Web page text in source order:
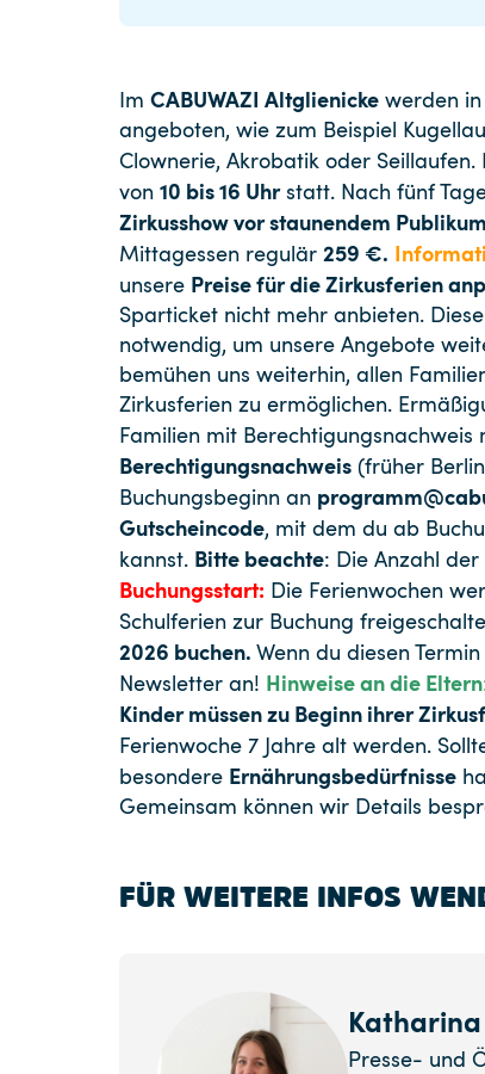
Im CABUWAZI Altglienicke werden
angeboten, wie zum Beispiel
Clownerie, Akrobatik oder
von 10 bis 16 Uhrstatt. Nach fünf
Zirkusshow vor staunendem Publikum
Mittagessen regulär 259 €.
unsere Preise für die Zirkusferien
Sparticket nicht mehr anbieten.
notwendig, um unsere Angebote
bemühen uns weiterhin, allen
Zirkusferien zu ermöglichen.
Familien mit Berechtigungsnachweis
Berechtigungsnachweis (früher
Buchungsbeginn an
Gutscheincode, mit dem du ab
kannst. Bitte beachte: Die Anzahl
Buchungsstart: Die Ferienwochen
Schulferien zur Buchung
2026 buchen. Wenn du diesen
Newsletter an! Hinweise an die Eltern
Kinder müssen zu Beginn ihrer
Ferienwoche 7 Jahre alt werden.
besondere Ernährungsbedürfnisse
Gemeinsam können wir Details
FÜR WEITERE INFOS
Presse- und